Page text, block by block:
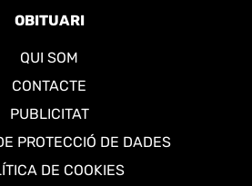
OBITUARI
QUI SOM
CONTACTE
PUBLICITAT
PROTECCIÓ DE DADES
DE COOKIES